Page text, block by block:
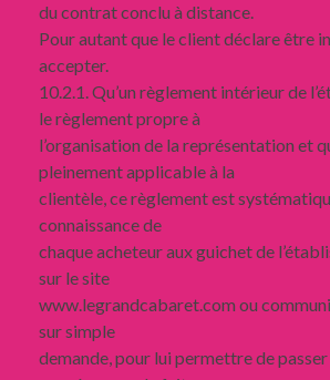
du contrat conclu à distance.
Pour autant que le client déclare être
accepter.
10.2.1. Qu’un règlement intérieur de
le règlement propre à
l’organisation de la représentation et
pleinement applicable à la
clientèle, ce règlement est
connaissance de
chaque acheteur aux guichet de
sur le site
www.legrandcabaret.com ou
sur simple
demande, pour lui permettre de passer